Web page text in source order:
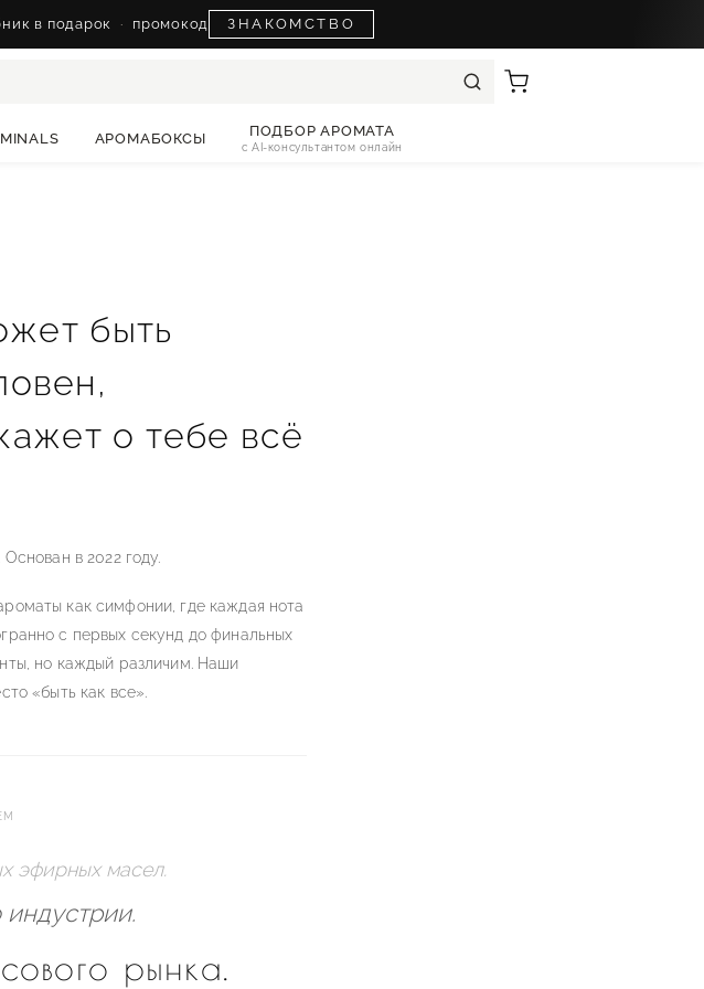
в подарок · промокод ЗНАКОМСТВО
АРОМАБОКСЫ ПОДБОР АРОМАТА
с AI-консультантом онлайн
быть
о тебе всё
в 2022 году.
как симфонии, где каждая нота
с первых секунд до финальных
но каждый различим. Наши
«быть как все».
эфирных масел.
рынка.